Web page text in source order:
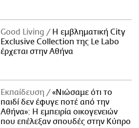
Good Living
Η εμβληματική City
Exclusive Collection της Le Labo
έρχεται στην Αθήνα
Εκπαίδευση
«Νιώσαμε ότι το
παιδί δεν έφυγε ποτέ από την
Αθήνα»: Η εμπειρία οικογενειών
που επέλεξαν σπουδές στην Κύπρο